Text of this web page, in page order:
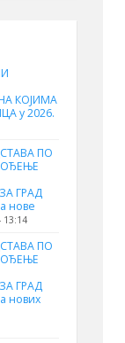
КОЈИМА
у 2026.
ПО
ГРАД
нове
13:14
ПО
ГРАД
нових